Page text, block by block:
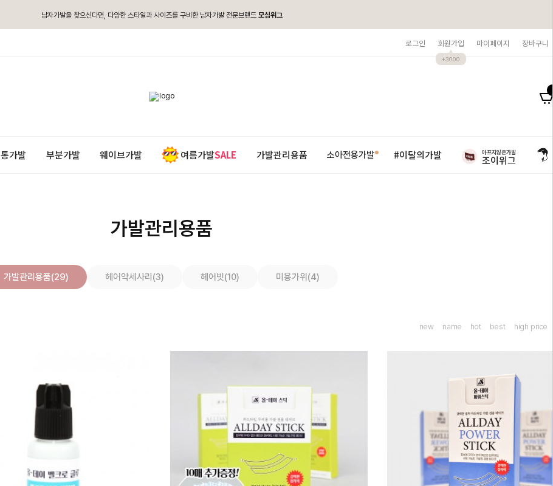
남자가발을 찾으신다면, 다양한 스타일과 사이즈를 구비한 남자가발 전문브랜드 모심위그
로그인 회원가입
+3000
마이페이지 장바구니
통가발 부분가발 웨이브가발 여름가발SALE 가발관리용품 소아전용가발 #이달의가발 아프지않은가발
조이위그
가발관리용품
가발관리용품(29) 헤어악세사리(3) 헤어빗(10) 미용가위(4)
new name hot best high price